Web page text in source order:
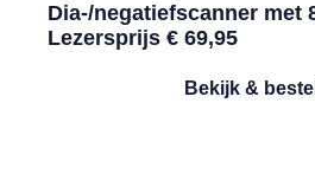
Dia-/negatiefscanner met
Lezersprijs € 69,95
Bekijk & bestel